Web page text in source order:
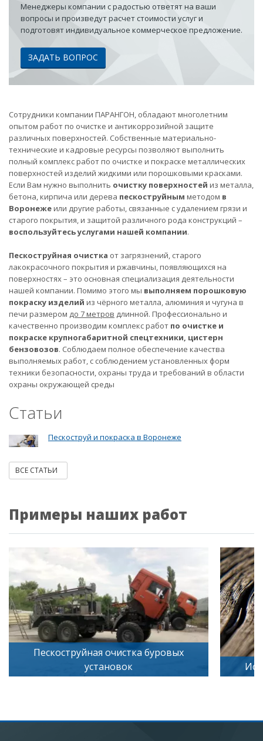
Менеджеры компании с радостью ответят на ваши
вопросы и произведут расчет стоимости услуг и
подготовят индивидуальное коммерческое предложение.
ЗАДАТЬ ВОПРОС
Сотрудники компании ПАРАНГОН, обладают многолетним
опытом работ по очистке и антикоррозийной защите
различных поверхностей. Собственные материально-
технические и кадровые ресурсы позволяют выполнить
полный комплекс работ по очистке и покраске металлических
поверхностей изделий жидкими или порошковыми красками.
Если Вам нужно выполнить очистку поверхностей из металла,
бетона, кирпича или дерева пескоструйным методом в
Воронежеили другие работы, связанные с удалением грязи и
старого покрытия, и защитой различного рода конструкций –
воспользуйтесь услугами нашей компании.
Пескоструйная очистка от загрязнений, старого
лакокрасочного покрытия и ржавчины, появляющихся на
поверхностях – это основная специализация деятельности
нашей компании. Помимо этого мы выполняем порошковую
покраску изделий из чёрного металла, алюминия и чугуна в
печи размером до 7 метров длинной. Профессионально и
качественно производим комплекс работ по очистке и
покраске крупногабаритной спецтехники, цистерн
бензовозов. Соблюдаем полное обеспечение качества
выполняемых работ, с соблюдением установленных форм
техники безопасности, охраны труда и требований в области
охраны окружающей среды
Статьи
Пескоструй и покраска в Воронеже
ВСЕ СТАТЬИ
Примеры наших работ
Пескоструйная очистка буровых
установок